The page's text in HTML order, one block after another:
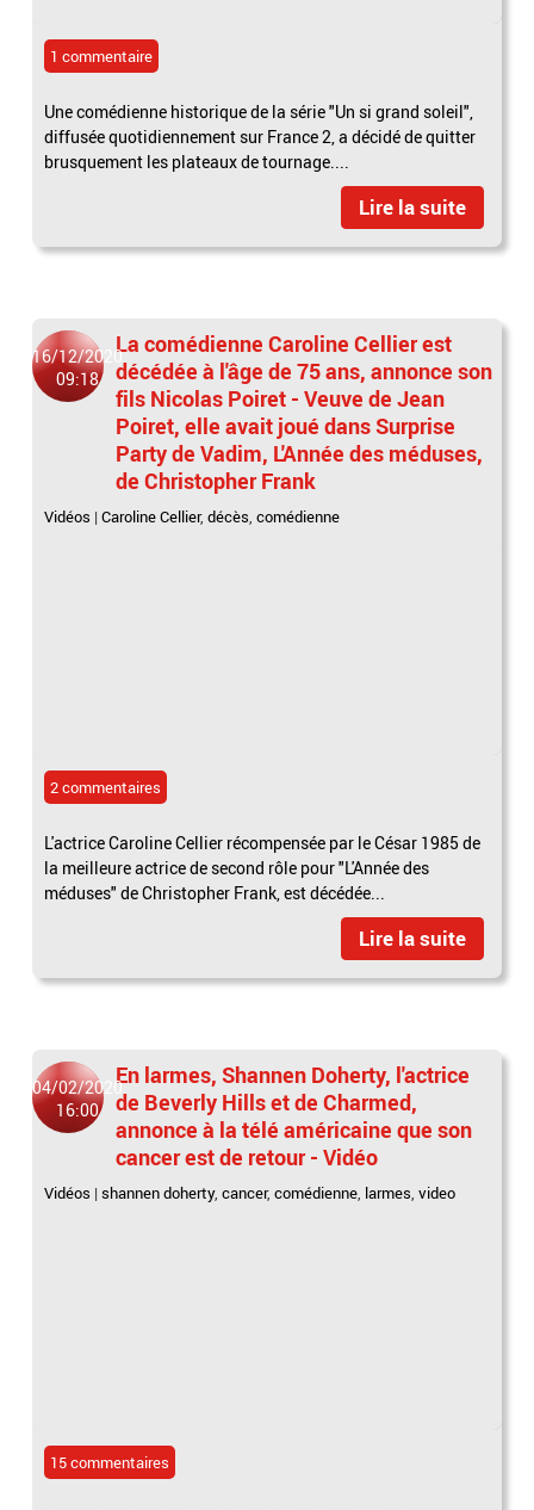
1 commentaire
Une comédienne historique de la série "Un si grand soleil",
diffusée quotidiennement sur France 2, a décidé de quitter
brusquement les plateaux de tournage....
Lire la suite
16/12/2020
09:18
La comédienne Caroline Cellier est
décédée à l'âge de 75 ans, annonce son
fils Nicolas Poiret - Veuve de Jean
Poiret, elle avait joué dans Surprise
Party de Vadim, L'Année des méduses,
de Christopher Frank
Vidéos |Caroline Cellier,décès,comédienne
2 commentaires
L'actrice Caroline Cellier récompensée par le César 1985 de
la meilleure actrice de second rôle pour "L'Année des
méduses" de Christopher Frank, est décédée...
Lire la suite
04/02/2020
16:00
En larmes, Shannen Doherty, l'actrice
de Beverly Hills et de Charmed,
annonce à la télé américaine que son
cancer est de retour - Vidéo
Vidéos |shannen doherty,cancer,comédienne larmes ,video
15 commentaires